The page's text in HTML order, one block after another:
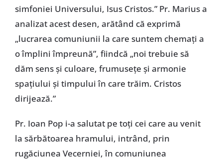
simfoniei Universului, Isus Cristos.” Pr. Marius a
analizat acest desen, arătând că exprimă
„lucrarea comuniunii la care suntem chemați a
o împlini împreună”, fiindcă „noi trebuie să
dăm sens și culoare, frumusețe și armonie
spațiului și timpului în care trăim. Cristos
dirijează.”
Pr. Ioan Pop i-a salutat pe toți cei care au venit
la sărbătoarea hramului, intrând, prin
rugăciunea Vecerniei, în comuniunea